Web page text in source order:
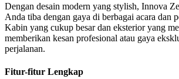
Dengan desain modern yang stylish, Innova
Anda tiba dengan gaya di berbagai acara dan
Kabin yang cukup besar dan eksterior yang
memberikan kesan profesional atau gaya
perjalanan.
Fitur-fitur Lengkap